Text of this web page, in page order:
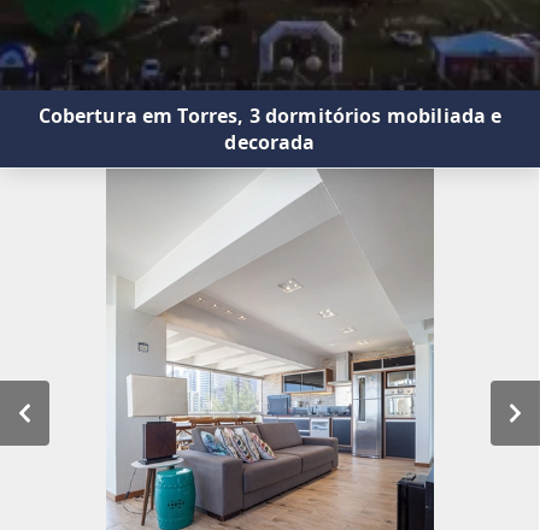
Cobertura em Torres, 3 dormitórios mobiliada e
decorada